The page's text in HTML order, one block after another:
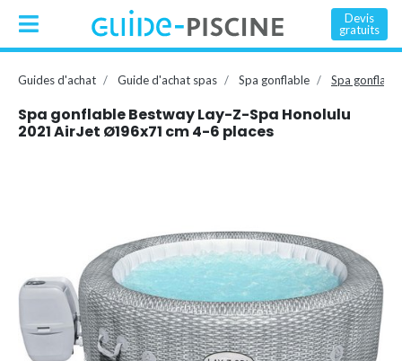
Devis
gratuits
Guides d'achat Guide d'achat spas Spa gonflable Spa
Spa gonflable Bestway Lay-Z-Spa Honolulu
2021 AirJet Ø196x71 cm 4-6 places